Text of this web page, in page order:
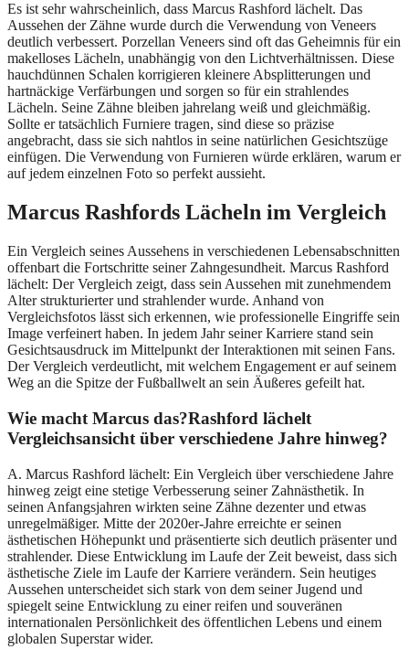
Es ist sehr wahrscheinlich, dass Marcus Rashford lächelt. Das
Aussehen der Zähne wurde durch die Verwendung von Veneers
deutlich verbessert. Porzellan Veneers sind oft das Geheimnis für ein
makelloses Lächeln, unabhängig von den Lichtverhältnissen. Diese
hauchdünnen Schalen korrigieren kleinere Absplitterungen und
hartnäckige Verfärbungen und sorgen so für ein strahlendes
Lächeln. Seine Zähne bleiben jahrelang weiß und gleichmäßig.
Sollte er tatsächlich Furniere tragen, sind diese so präzise
angebracht, dass sie sich nahtlos in seine natürlichen Gesichtszüge
einfügen. Die Verwendung von Furnieren würde erklären, warum er
auf jedem einzelnen Foto so perfekt aussieht.
Marcus Rashfords Lächeln im Vergleich
Ein Vergleich seines Aussehens in verschiedenen Lebensabschnitten
offenbart die Fortschritte seiner Zahngesundheit. Marcus Rashford
lächelt: Der Vergleich zeigt, dass sein Aussehen mit zunehmendem
Alter strukturierter und strahlender wurde. Anhand von
Vergleichsfotos lässt sich erkennen, wie professionelle Eingriffe sein
Image verfeinert haben. In jedem Jahr seiner Karriere stand sein
Gesichtsausdruck im Mittelpunkt der Interaktionen mit seinen Fans.
Der Vergleich verdeutlicht, mit welchem ​​Engagement er auf seinem
Weg an die Spitze der Fußballwelt an sein Äußeres gefeilt hat.
Wie macht Marcus das?Rashford lächelt
Vergleichsansicht über verschiedene Jahre hinweg?
A. Marcus Rashford lächelt: Ein Vergleich über verschiedene Jahre
hinweg zeigt eine stetige Verbesserung seiner Zahnästhetik. In
seinen Anfangsjahren wirkten seine Zähne dezenter und etwas
unregelmäßiger. Mitte der 2020er-Jahre erreichte er seinen
ästhetischen Höhepunkt und präsentierte sich deutlich präsenter und
strahlender. Diese Entwicklung im Laufe der Zeit beweist, dass sich
ästhetische Ziele im Laufe der Karriere verändern. Sein heutiges
Aussehen unterscheidet sich stark von dem seiner Jugend und
spiegelt seine Entwicklung zu einer reifen und souveränen
internationalen Persönlichkeit des öffentlichen Lebens und einem
globalen Superstar wider.